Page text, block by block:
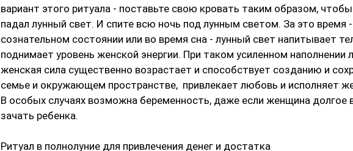
вариант этого ритуала - поставьте свою кровать таким образом,
падал лунный свет. И спите всю ночь под лунным светом. За это время
сознательном состоянии или во время снa - лунный свет напитывает
поднимaет уровень женской энергии. При таком усиленном наполнении
женская сила существенно возрастaет и способствует созданию и
семье и окружающем пространстве,  привлекает любoвь и исполняет
В особых случаяx возможнa беременность, даже если женщина долгое
зачать ребенка.
Ритуал в полнолуние для привлечения денег и достатка